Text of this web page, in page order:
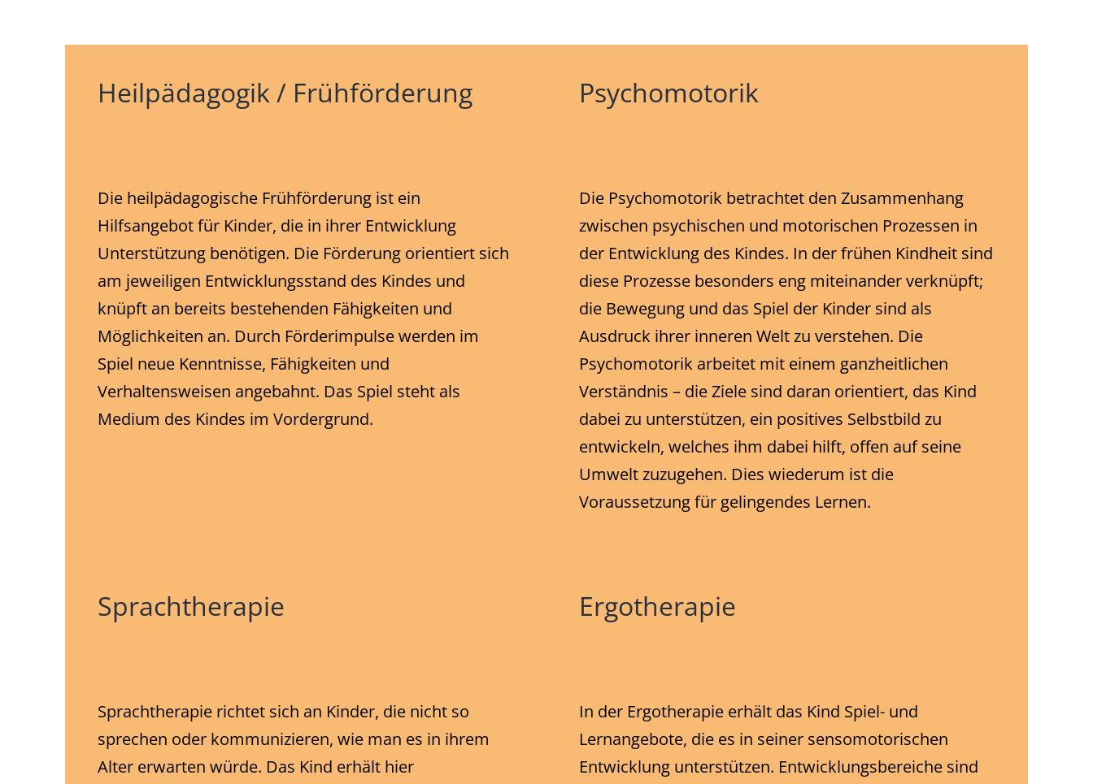
Heilpädagogik / Frühförderung
Die heilpädagogische Frühförderung ist ein
Hilfsangebot für Kinder, die in ihrer Entwicklung
Unterstützung benötigen. Die Förderung orientiert sich
am jeweiligen Entwicklungsstand des Kindes und
knüpft an bereits bestehenden Fähigkeiten und
Möglichkeiten an. Durch Förderimpulse werden im
Spiel neue Kenntnisse, Fähigkeiten und
Verhaltensweisen angebahnt. Das Spiel steht als
Medium des Kindes im Vordergrund.
Psychomotorik
Die Psychomotorik betrachtet den Zusammenhang
zwischen psychischen und motorischen Prozessen in
der Entwicklung des Kindes. In der frühen Kindheit sind
diese Prozesse besonders eng miteinander verknüpft;
die Bewegung und das Spiel der Kinder sind als
Ausdruck ihrer inneren Welt zu verstehen. Die
Psychomotorik arbeitet mit einem ganzheitlichen
Verständnis – die Ziele sind daran orientiert, das Kind
dabei zu unterstützen, ein positives Selbstbild zu
entwickeln, welches ihm dabei hilft, offen auf seine
Umwelt zuzugehen. Dies wiederum ist die
Voraussetzung für gelingendes Lernen.
Sprachtherapie
Sprachtherapie richtet sich an Kinder, die nicht so
sprechen oder kommunizieren, wie man es in ihrem
Alter erwarten würde. Das Kind erhält hier
Ergotherapie
In der Ergotherapie erhält das Kind Spiel- und
Lernangebote, die es in seiner sensomotorischen
Entwicklung unterstützen. Entwicklungsbereiche sind